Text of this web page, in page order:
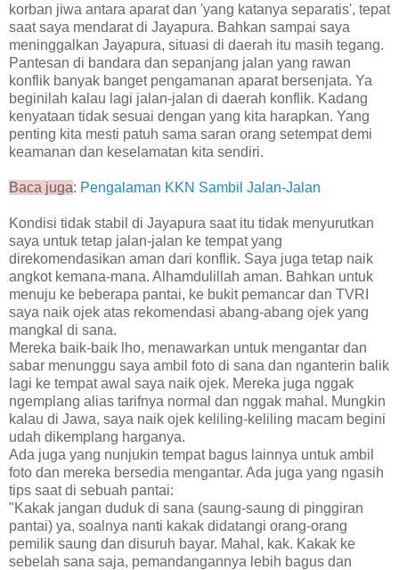
korban jiwa antara aparat dan 'yang katanya separatis', tepat
saat saya mendarat di Jayapura. Bahkan sampai saya
meninggalkan Jayapura, situasi di daerah itu masih tegang.
Pantesan di bandara dan sepanjang jalan yang rawan
konflik banyak banget pengamanan aparat bersenjata. Ya
beginilah kalau lagi jalan-jalan di daerah konflik. Kadang
kenyataan tidak sesuai dengan yang kita harapkan. Yang
penting kita mesti patuh sama saran orang setempat demi
keamanan dan keselamatan kita sendiri.
Baca juga: Pengalaman KKN Sambil Jalan-Jalan
Kondisi tidak stabil di Jayapura saat itu tidak menyurutkan
saya untuk tetap jalan-jalan ke tempat yang
direkomendasikan aman dari konflik. Saya juga tetap naik
angkot kemana-mana. Alhamdulillah aman. Bahkan untuk
menuju ke beberapa pantai, ke bukit pemancar dan TVRI
saya naik ojek atas rekomendasi abang-abang ojek yang
mangkal di sana.
Mereka baik-baik lho, menawarkan untuk mengantar dan
sabar menunggu saya ambil foto di sana dan nganterin balik
lagi ke tempat awal saya naik ojek. Mereka juga nggak
ngemplang alias tarifnya normal dan nggak mahal. Mungkin
kalau di Jawa, saya naik ojek keliling-keliling macam begini
udah dikemplang harganya.
Ada juga yang nunjukin tempat bagus lainnya untuk ambil
foto dan mereka bersedia mengantar. Ada juga yang ngasih
tips saat di sebuah pantai:
"Kakak jangan duduk di sana (saung-saung di pinggiran
pantai) ya, soalnya nanti kakak didatangi orang-orang
pemilik saung dan disuruh bayar. Mahal, kak. Kakak ke
sebelah sana saja, pemandangannya lebih bagus dan